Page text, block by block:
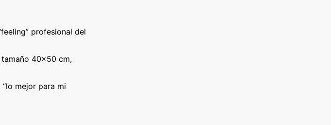
profesional del
tamaño 40×50 cm,
mejor para mi